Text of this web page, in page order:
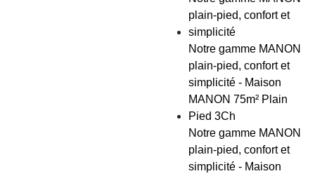
plain-pied, confort et
simplicité
Notre gamme MANON
plain-pied, confort et
simplicité - Maison
MANON 75m² Plain
Pied 3Ch
Notre gamme MANON
plain-pied, confort et
simplicité - Maison